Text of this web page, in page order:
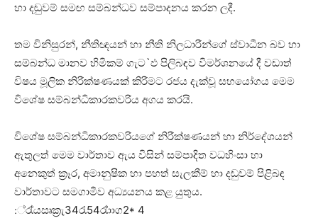
හා දඬුවම් සමඟ සම්බන්ධව සම්පාදනය කරන ලදී.
තම විනිසුරන්, නීතිඥයන් හා නීති නිලධාරීන්ගේ ස්වාධීන බව හා
සම්බන්ධ මානව හිමිකම් ගැට`ඵ පිලිබඳව විමර්ශනයේ දී වඩාත්
විෂය මූලික නිරීක්ෂණයක් කිරීමට රජය දැක්වූ සහයෝගය මෙම
විශේෂ සම්බන්ධිකාරකවරිය අගය කරයි.
විශේෂ සම්බන්ධිකාරකවරියගේ නිරීක්ෂණයන් හා නිර්දේශයන්
ඇතුලත් මෙම වාර්තාව ඇය විසින් සම්පාදිත වධහිංසා හා
අනෙකුත් ක්‍රෑර, අමානුෂික හා පහත් සැලකීම් හා දඬුවම් පිළිබඳ
වාර්තාවට සමගාමීව අධ්‍යයනය කළ යුතුය.
:්රැ්‍යඍක්‍රැ34රැ54රැ්ාාග2* 4